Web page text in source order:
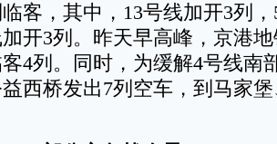
客，其中，13号线加开3列
开3列。昨天早高峰，京港
4列。同时，为缓解4号线南
西桥发出7列空车，到马家